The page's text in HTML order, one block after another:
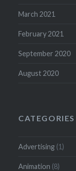
March 2021
February 2021
September 2020
August 2020
CATEGORIES
Advertising (1)
Animation (8)